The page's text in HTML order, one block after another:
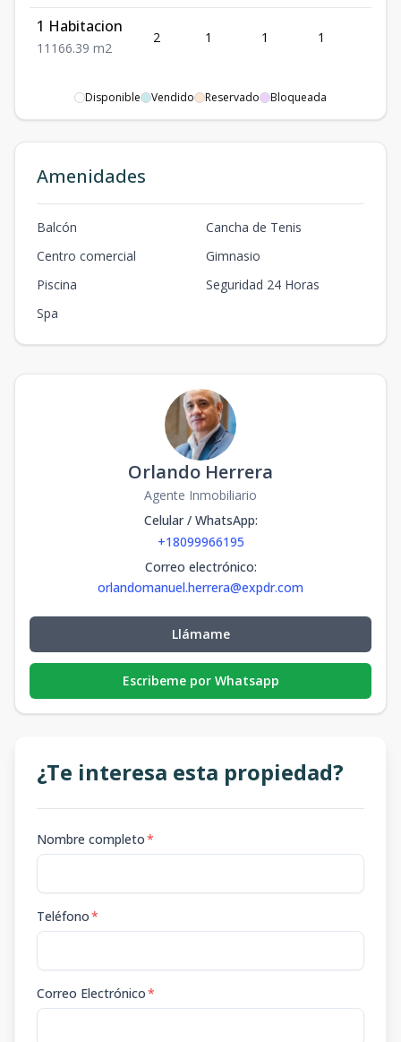
1 Habitacion
1 1 1 66.39 m2
2 1 1 1
Disponible Vendido Reservado Bloqueada
Amenidades
Balcón
Cancha de Tenis
Centro comercial
Gimnasio
Piscina
Seguridad 24 Horas
Spa
Orlando Herrera
Agente Inmobiliario
Celular / WhatsApp:
+18099966195
Correo electrónico:
orlandomanuel.herrera@expdr.com
Llámame
Escribeme por Whatsapp
¿Te interesa esta propiedad?
Nombre completo*
Teléfono*
Correo Electrónico*